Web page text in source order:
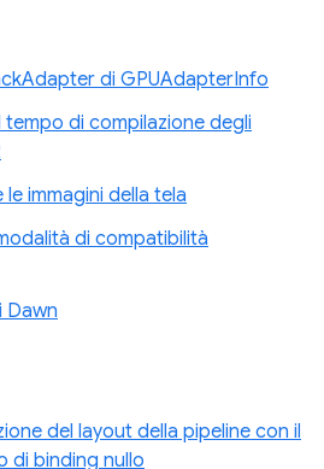
di GPUAdapterInfo
di compilazione degli
immagini della tela
di compatibilità
Dawn
del layout della pipeline con il
di binding nullo